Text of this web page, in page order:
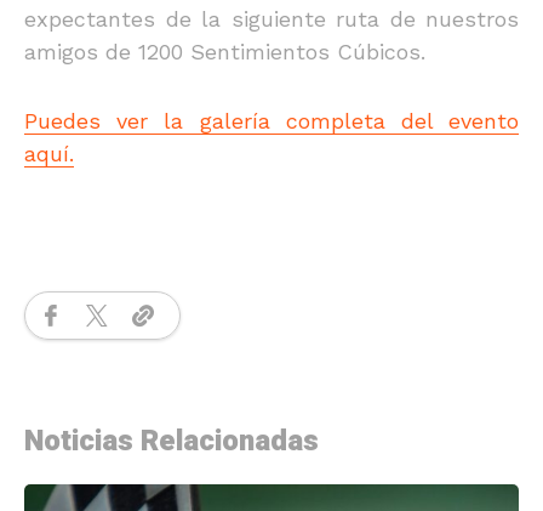
expectantes de la siguiente ruta de nuestros
amigos de 1200 Sentimientos Cúbicos.
Puedes ver la galería completa del evento
aquí.
Noticias Relacionadas